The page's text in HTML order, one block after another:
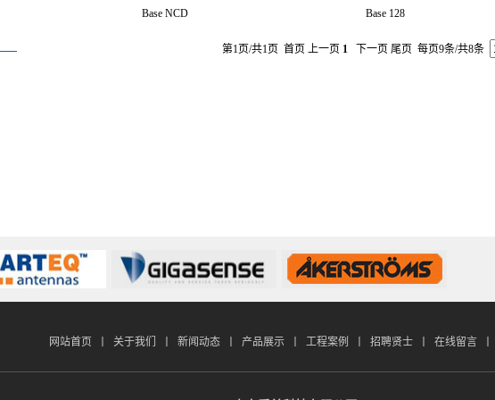
Base NCD Base 128
第1页/共1页 首页 上一页 1下一页 尾页 每页9条/共8条
网站首页 关于我们 新闻动态 产品展示 工程案例 招聘贤士 在线留言